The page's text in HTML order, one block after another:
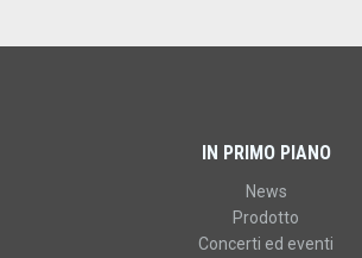
IN PRIMO PIANO
News
Prodotto
Concerti ed eventi